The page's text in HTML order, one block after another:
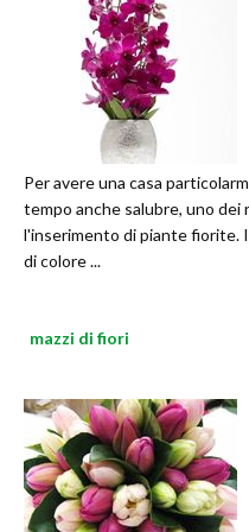
Per avere una casa
tempo anche salubre, uno dei
l'inserimento di piante fiorite.
di colore ...
mazzi di fiori